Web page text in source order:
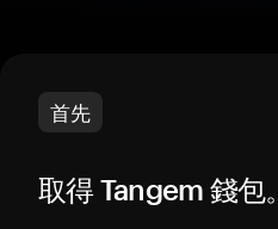
首先
取得 Tangem 錢包。